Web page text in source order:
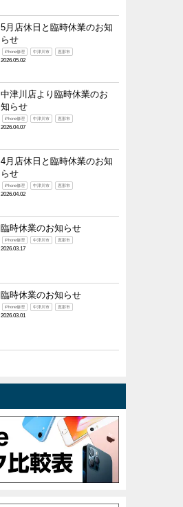
5月店休日と臨時休業のお知
らせ
iPhone修理 中津川市 恵那市
2026.05.02
中津川店より臨時休業のお
知らせ
iPhone修理 中津川市 恵那市
2026.04.07
4月店休日と臨時休業のお知
らせ
iPhone修理 中津川市 恵那市
2026.04.02
臨時休業のお知らせ
iPhone修理 中津川市 恵那市
2026.03.17
臨時休業のお知らせ
iPhone修理 中津川市 恵那市
2026.03.01